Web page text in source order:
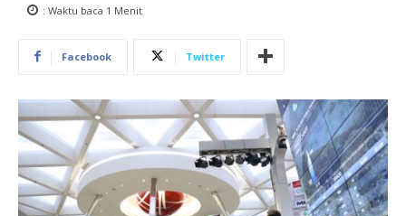
: Waktu baca 1 Menit
Facebook Twitter